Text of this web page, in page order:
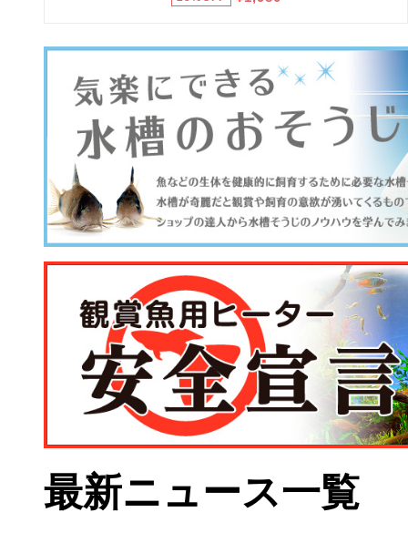
最新ニュース一覧